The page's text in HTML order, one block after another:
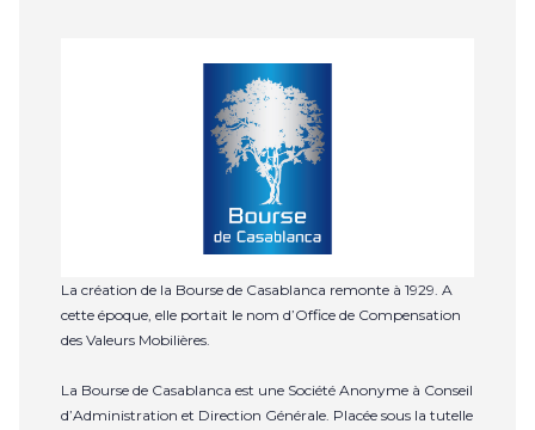
La création de la Bourse de Casablanca remonte à 1929. A
cette époque, elle portait le nom d’Office de Compensation
des Valeurs Mobilières.
La Bourse de Casablanca est une Société Anonyme à Conseil
d’Administration et Direction Générale. Placée sous la tutelle